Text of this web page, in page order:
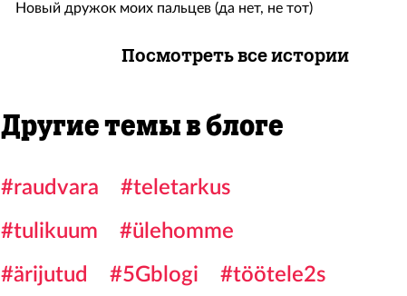
Новый дружок моих пальцев (да нет, не тот)
Посмотреть все истории
Другие темы в блоге
#raudvara
#teletarkus
#tulikuum
#ülehomme
#ärijutud
#5Gblogi #töötele2s